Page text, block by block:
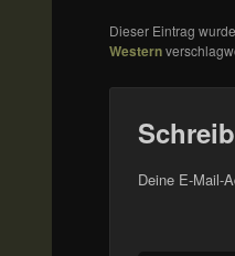
Dieser Eintrag
Western
Deine E-Mail-